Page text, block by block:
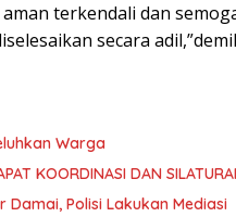
terkendali dan
secara
Warga
KOORDINASI DAN
Damai, Polisi Lakukan Mediasi